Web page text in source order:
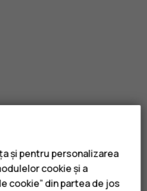
și pentru personalizarea
cookie și a
cookie” din partea de jos